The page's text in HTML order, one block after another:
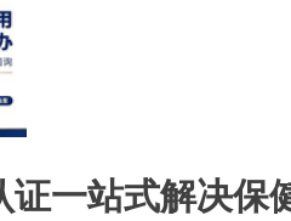
证一站式解决保